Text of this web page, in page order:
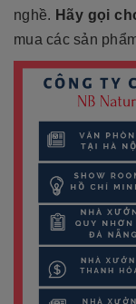
nghề. Hãy gọi
mua các sản